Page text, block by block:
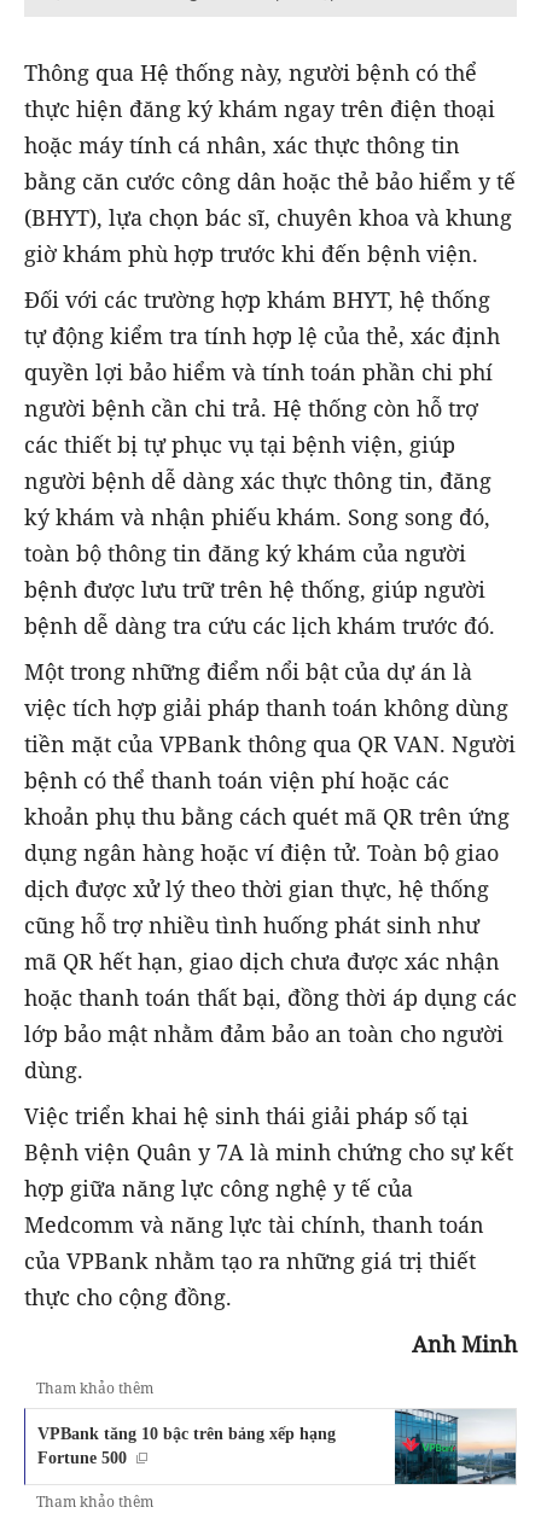
Thông qua Hệ thống này, người bệnh có thể
thực hiện đăng ký khám ngay trên điện thoại
hoặc máy tính cá nhân, xác thực thông tin
bằng căn cước công dân hoặc thẻ bảo hiểm y tế
(BHYT), lựa chọn bác sĩ, chuyên khoa và khung
giờ khám phù hợp trước khi đến bệnh viện.
Đối với các trường hợp khám BHYT, hệ thống
tự động kiểm tra tính hợp lệ của thẻ, xác định
quyền lợi bảo hiểm và tính toán phần chi phí
người bệnh cần chi trả. Hệ thống còn hỗ trợ
các thiết bị tự phục vụ tại bệnh viện, giúp
người bệnh dễ dàng xác thực thông tin, đăng
ký khám và nhận phiếu khám. Song song đó,
toàn bộ thông tin đăng ký khám của người
bệnh được lưu trữ trên hệ thống, giúp người
bệnh dễ dàng tra cứu các lịch khám trước đó.
Một trong những điểm nổi bật của dự án là
việc tích hợp giải pháp thanh toán không dùng
tiền mặt của VPBank thông qua QR VAN. Người
bệnh có thể thanh toán viện phí hoặc các
khoản phụ thu bằng cách quét mã QR trên ứng
dụng ngân hàng hoặc ví điện tử. Toàn bộ giao
dịch được xử lý theo thời gian thực, hệ thống
cũng hỗ trợ nhiều tình huống phát sinh như
mã QR hết hạn, giao dịch chưa được xác nhận
hoặc thanh toán thất bại, đồng thời áp dụng các
lớp bảo mật nhằm đảm bảo an toàn cho người
dùng.
Việc triển khai hệ sinh thái giải pháp số tại
Bệnh viện Quân y 7A là minh chứng cho sự kết
hợp giữa năng lực công nghệ y tế của
Medcomm và năng lực tài chính, thanh toán
của VPBank nhằm tạo ra những giá trị thiết
thực cho cộng đồng.
Anh Minh
Tham khảo thêm
VPBank tăng 10 bậc trên bảng xếp hạng
Fortune 500
Tham khảo thêm